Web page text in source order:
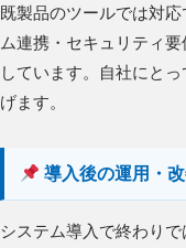
既製品のツールでは対
ム連携・セキュリティ
しています。自社にと
げます。
導入後の運用・
システム導入で終わり